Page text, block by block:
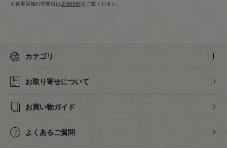
※各実店舗の営業日は 店舗情報をご覧ください。
カテゴリ
お取り寄せについて
お買い物ガイド
よくあるご質問